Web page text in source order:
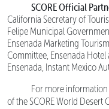
SCORE Official
California Secretary of
Felipe Municipal
Ensenada Marketing
Committee, Ensenada
Ensenada, Instant Mexico
For more information
of the SCORE World Desert